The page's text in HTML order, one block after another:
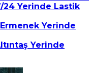
24 Yerinde Lastik
Yerinde
Yerinde